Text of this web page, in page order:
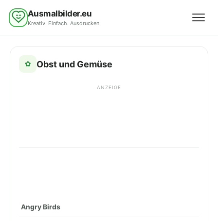
Ausmalbilder.eu
Kreativ. Einfach. Ausdrucken.
✿ Obst und Gemüse
ANZEIGE
Angry Birds